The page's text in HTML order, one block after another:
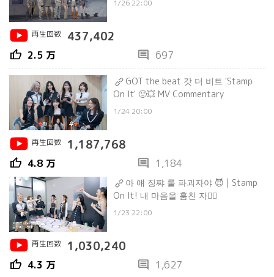
1/26 22:00
再生回数 437,402
thumb_up 2.5 万 comment 697
GOT the beat 갓 더 비트 'Stamp
On It' 🙂💥 MV Commentary
1/24 20:00
再生回数 1,187,768
thumb_up 4.8 万 comment 1,184
아 얘 징쨔 룰 파괴자야 😈 | Stamp
On It! 내 마음을 훔친 자❤️‍🔥
1/23 22:00
再生回数 1,030,240
thumb_up 4.3 万 comment 1,627